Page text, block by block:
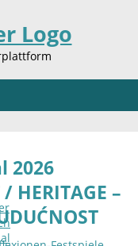
2026
HERITAGE –